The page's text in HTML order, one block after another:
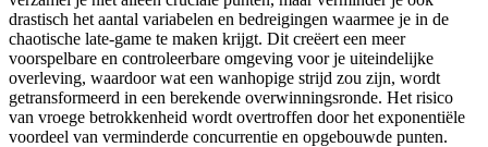
drastisch het aantal variabelen en bedreigingen waarmee je in de
chaotische late-game te maken krijgt. Dit creëert een meer
voorspelbare en controleerbare omgeving voor je uiteindelijke
overleving, waardoor wat een wanhopige strijd zou zijn, wordt
getransformeerd in een berekende overwinningsronde. Het risico
van vroege betrokkenheid wordt overtroffen door het exponentiële
voordeel van verminderde concurrentie en opgebouwde punten.